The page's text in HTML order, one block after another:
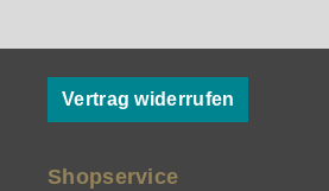
Vertrag widerrufen
Shopservice